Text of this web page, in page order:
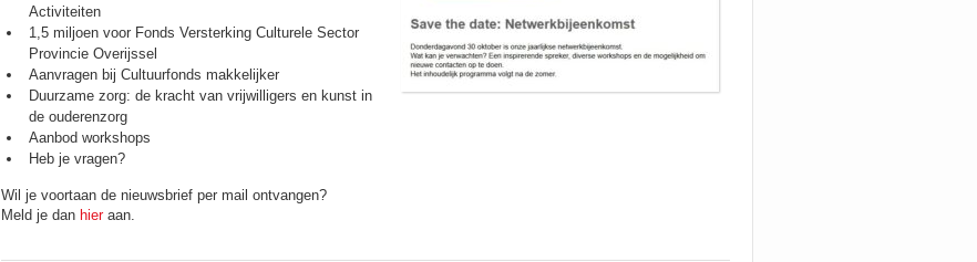
Activiteiten
1,5 miljoen voor Fonds Versterking Culturele Sector
Provincie Overijssel
Aanvragen bij Cultuurfonds makkelijker
Duurzame zorg: de kracht van vrijwilligers en kunst in
de ouderenzorg
Aanbod workshops
Heb je vragen?
Wil je voortaan de nieuwsbrief per mail ontvangen?
Meld je dan hieraan.